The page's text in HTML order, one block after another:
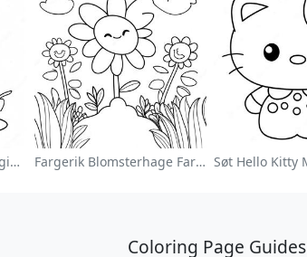
Søt Påskehare Fargeleggingsside Fargerik Blomsterhage Fargeleggingsside
Coloring Page Guides